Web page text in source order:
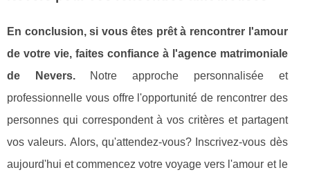
En conclusion, si vous êtes prêt à rencontrer l'amour
de votre vie, faites confiance à l'agence matrimoniale
de Nevers.Notre approche personnalisée et
professionnelle vous offre l'opportunité de rencontrer des
personnes qui correspondent à vos critères et partagent
vos valeurs. Alors, qu'attendez-vous? Inscrivez-vous dès
aujourd'hui et commencez votre voyage vers l'amour et le